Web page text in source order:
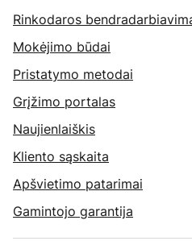
Rinkodaros
Mokėjimo būdai
Pristatymo metodai
Grįžimo portalas
Naujienlaiškis
Kliento sąskaita
Apšvietimo patarimai
Gamintojo garantija